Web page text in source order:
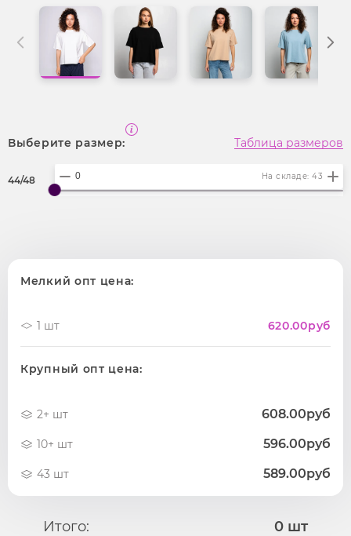
Выберите размер: Таблица размеров
44/48 На складе: 43
Мелкий опт цена:
1 шт 620.00руб
Крупный опт цена:
2+ шт 608.00руб
10+ шт 596.00руб
43 шт 589.00руб
Итого: 0 шт